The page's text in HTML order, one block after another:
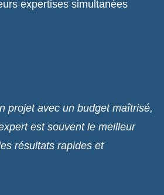
expertises simultanées
projet avec un budget maîtrisé,
est souvent le meilleur
résultats rapides et